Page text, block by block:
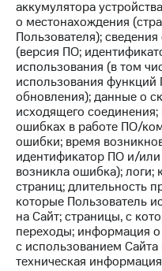
Приложения
КИОН
КИОН
Музыка
КИОН
Строки
Live
Гудок
Мой
МТС
Покупка
полисов
онлайн
Скидка 30%
на связь
С картой
МТС
Деньги
МТС
Накопления
Откладывайте
деньги
и получайте
аккумулятора
о местонахождения
Пользователя);
(версия ПО;
использования (в том
использования функций
обновления); данные о
исходящего
ошибках в работе ПО/
ошибки; время
идентификатор ПО и/
возникла ошибка); логи;
страниц; длительность
которые Пользователь
на Сайт; страницы, с
переходы; информация о
с использованием
техническая